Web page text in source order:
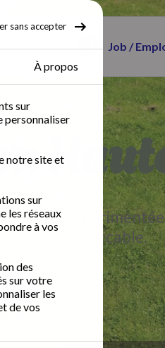
Job /
sans accepter
À propos
sur
personnaliser
notre site et
sur
les réseaux
à vos
des
sur votre
les
de vos
et
impeccable.